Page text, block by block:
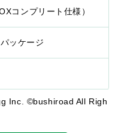
コンプリート仕様）
ッケージ
Inc. ©bushiroad All Righ